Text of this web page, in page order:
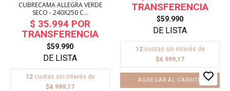
CUBRECAMA ALLEGRA VERDE
SECO - 240X250 C...
$59.990
12 cuotas sin interés de
$4.999,17
$59.990
12 cuotas sin interés de
$4.999,17